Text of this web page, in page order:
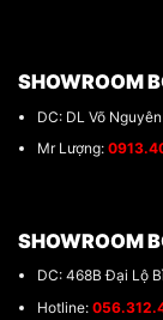
SHOWROOM
DC: DL Võ
Mr Lượng:
SHOWROOM
DC: 468B Đại Lộ
Hotline: